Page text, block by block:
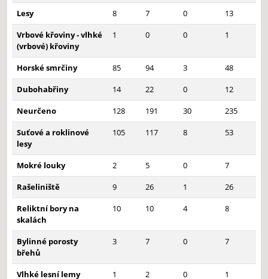
Lesy 8 7 0
13
Vrbové křoviny - vlhké
(vrbové) křoviny
1 0 0 1
Horské smrčiny 85 94 3
48
Dubohabřiny
14 22 0
12
Neurčeno
128 191 30
235
Suťové a roklinové
lesy
105 117 8 53
Mokré louky 2 5 0
7
Rašeliniště
9 26 1
26
Reliktní bory na
skalách
10 10 4 8
Bylinné porosty
břehů
3 7 0 7
Vlhké lesní lemy 1 2 0
1